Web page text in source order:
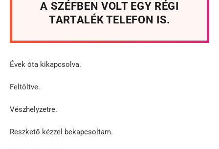
A SZÉFBEN VOLT EGY RÉGI
TARTALÉK TELEFON IS.
Évek óta kikapcsolva.
Feltöltve.
Vészhelyzetre.
Reszkető kézzel bekapcsoltam.